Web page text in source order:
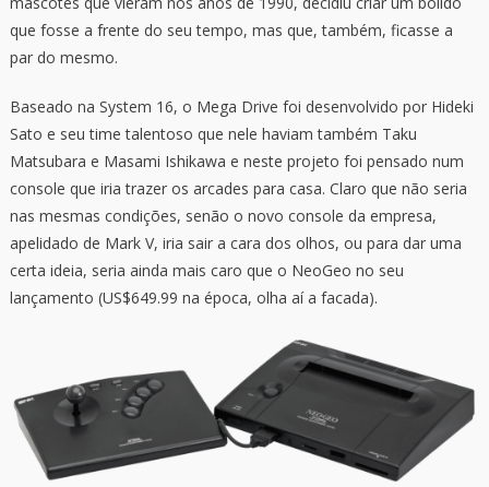
que fosse a frente do seu tempo, mas que, também, ficasse a
par do mesmo.
Baseado na System 16, o Mega Drive foi desenvolvido por Hideki
Sato e seu time talentoso que nele haviam também Taku
Matsubara e Masami Ishikawa e neste projeto foi pensado num
console que iria trazer os arcades para casa. Claro que não seria
nas mesmas condições, senão o novo console da empresa,
apelidado de Mark V, iria sair a cara dos olhos, ou para dar uma
certa ideia, seria ainda mais caro que o NeoGeo no seu
lançamento (US$649.99 na época, olha aí a facada).